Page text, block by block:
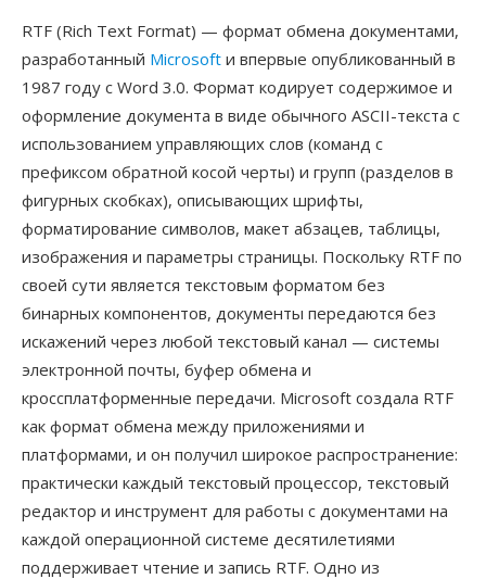
RTF (Rich Text Format) — формат обмена документами,
разработанный Microsoft и впервые опубликованный в
1987 году с Word 3.0. Формат кодирует содержимое и
оформление документа в виде обычного ASCII-текста с
использованием управляющих слов (команд с
префиксом обратной косой черты) и групп (разделов в
фигурных скобках), описывающих шрифты,
форматирование символов, макет абзацев, таблицы,
изображения и параметры страницы. Поскольку RTF по
своей сути является текстовым форматом без
бинарных компонентов, документы передаются без
искажений через любой текстовый канал — системы
электронной почты, буфер обмена и
кроссплатформенные передачи. Microsoft создала RTF
как формат обмена между приложениями и
платформами, и он получил широкое распространение:
практически каждый текстовый процессор, текстовый
редактор и инструмент для работы с документами на
каждой операционной системе десятилетиями
поддерживает чтение и запись RTF. Одно из